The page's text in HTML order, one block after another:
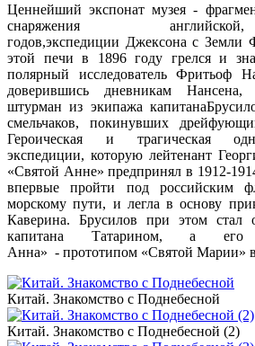
Ценнейший экспонат музея -
снаряжения
годов,экспедиции Джексона с Земли
этой печи в 1896 году грелся и
полярный иссле­дователь Фритьоф
доверившись дневникам Нансена,
штурман из эки­пажа
смельчаков, покинувших
Героическая и трагическая
экспедиции, кото­рую лейтенант
«Святой Анне» предпринял в 1912-
впервые пройти под российским
морскому пути, и легла в основу
Кавери­на. Брусилов при этом стал
капитана Татарином, а его
Анна» - прототипом «Святой Марии»
Китай. Знакомство с Поднебесной
Китай. Знакомство с Поднебесной (2)